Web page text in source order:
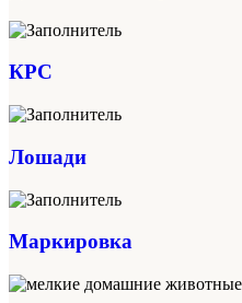
КРС
Лошади
Маркировка